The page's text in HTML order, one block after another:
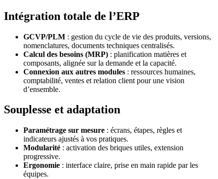
Intégration totale de l’ERP
GCVP/PLM : gestion du cycle de vie des produits, versions,
nomenclatures, documents techniques centralisés.
Calcul des besoins (MRP) : planification matières et
composants, alignée sur la demande et la capacité.
Connexion aux autres modules : ressources humaines,
comptabilité, ventes et relation client pour une vision
d’ensemble.
Souplesse et adaptation
Paramétrage sur mesure : écrans, étapes, règles et
indicateurs ajustés à vos pratiques.
Modularité : activation des briques utiles, extension
progressive.
Ergonomie : interface claire, prise en main rapide par les
équipes.